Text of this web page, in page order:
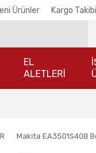
Ürünler Kargo Takibi
EL
ALETLERİ
Makita EA3501S40B